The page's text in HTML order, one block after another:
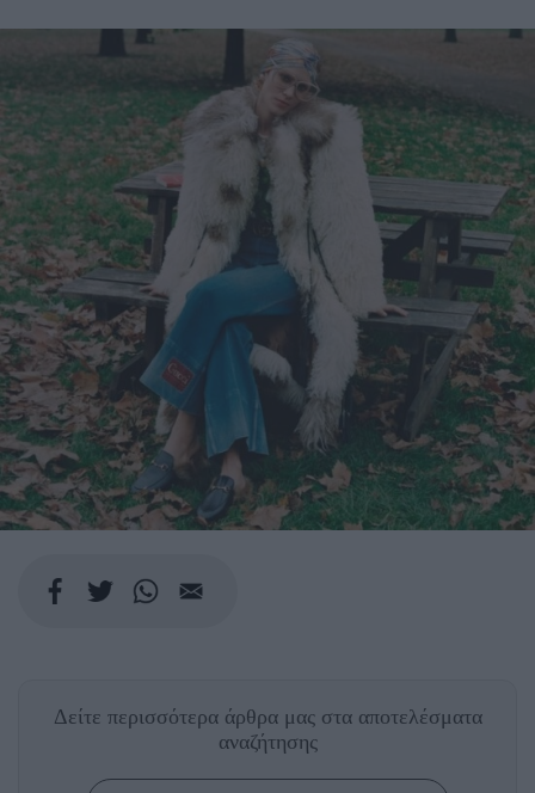
Δείτε περισσότερα άρθρα μας στα αποτελέσματα
αναζήτησης